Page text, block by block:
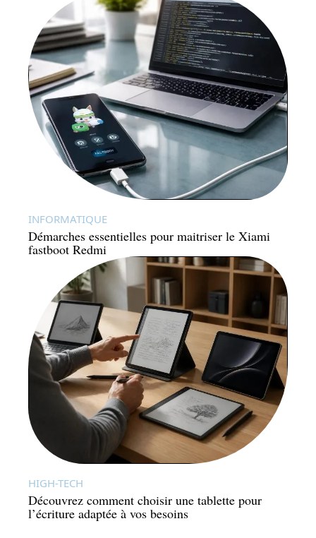
INFORMATIQUE
Démarches essentielles pour maitriser le Xiami
fastboot Redmi
HIGH-TECH
Découvrez comment choisir une tablette pour
l’écriture adaptée à vos besoins